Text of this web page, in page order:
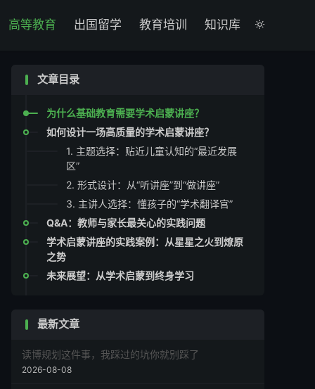

高等教育 出国留学 教育培训 知识库
文章目录
为什么基础教育需要学术启蒙讲座？
如何设计一场高质量的学术启蒙讲座？
1. 主题选择：贴近儿童认知的“最近发展
区”
2. 形式设计：从“听讲座”到“做讲座”
3. 主讲人选择：懂孩子的“学术翻译官”
Q&A：教师与家长最关心的实践问题
学术启蒙讲座的实践案例：从星星之火到燎原
之势
未来展望：从学术启蒙到终身学习
最新文章
读博规划这件事，我踩过的坑你就别踩了
2026-08-08